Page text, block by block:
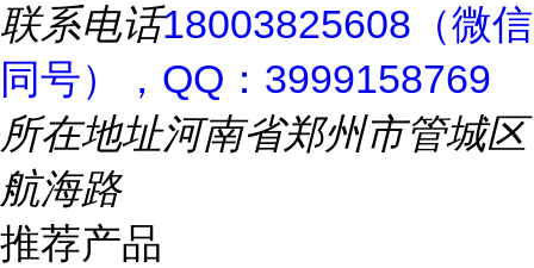
联系电话18003825608（微信
同号），QQ：3999158769
所在地址河南省郑州市管城区
航海路
推荐产品